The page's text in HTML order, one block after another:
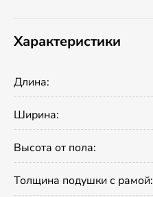
Характеристики
Длина:
Ширина:
Высота от пола:
Толщина подушки с рамой: